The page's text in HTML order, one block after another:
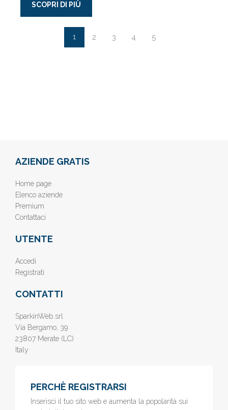
SCOPRI DI PIÙ
1 2 3 4 5
AZIENDE GRATIS
Home page
Elenco aziende
Premium
Contattaci
UTENTE
Accedi
Registrati
CONTATTI
SparkinWeb srl
Via Bergamo, 39
23807 Merate (LC)
Italy
PERCHÈ REGISTRARSI
Inserisci il tuo sito web e aumenta la popolarità sui